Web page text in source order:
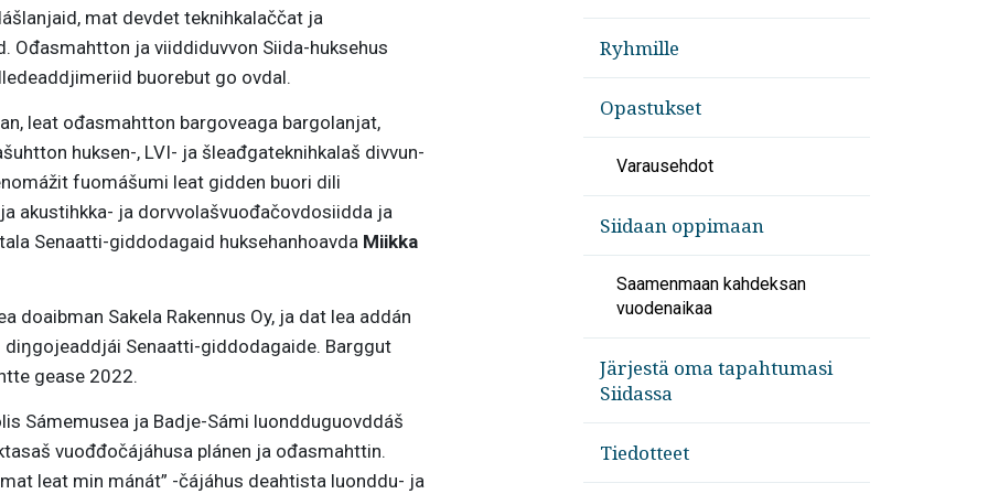
mat devdet teknihkalaččat ja
Ođasmahtton ja viiddiduvvon Siida-huksehus
buorebut go ovdal.
leat ođasmahtton bargoveaga bargolanjat,
huksen-, LVI- ja šleađgateknihkalaš divvun-
fuomášumi leat gidden buori dili
akustihkka- ja dorvvolašvuođačovdosiidda ja
Senaatti-giddodagaid huksehanhoavda Miikka
doaibman Sakela Rakennus Oy, ja dat lea addán
Senaatti-giddodagaide. Barggut
gease 2022.
Sámemusea ja Badje-Sámi luondduguovddáš
vuođđočájáhusa plánen ja ođasmahttin.
leat min mánát” -čájáhus deahtista luonddu- ja
Ryhmille
Opastukset
Varausehdot
Siidaan oppimaan
Saamenmaan kahdeksan
vuodenaikaa
Järjestä oma tapahtumasi
Siidassa
Tiedotteet